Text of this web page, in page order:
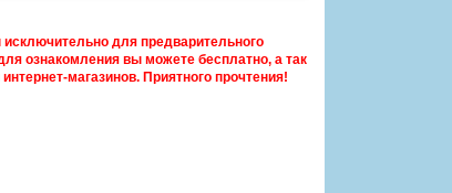
для предварительного
ознакомления вы можете бесплатно, а так
магазинов. Приятного прочтения!